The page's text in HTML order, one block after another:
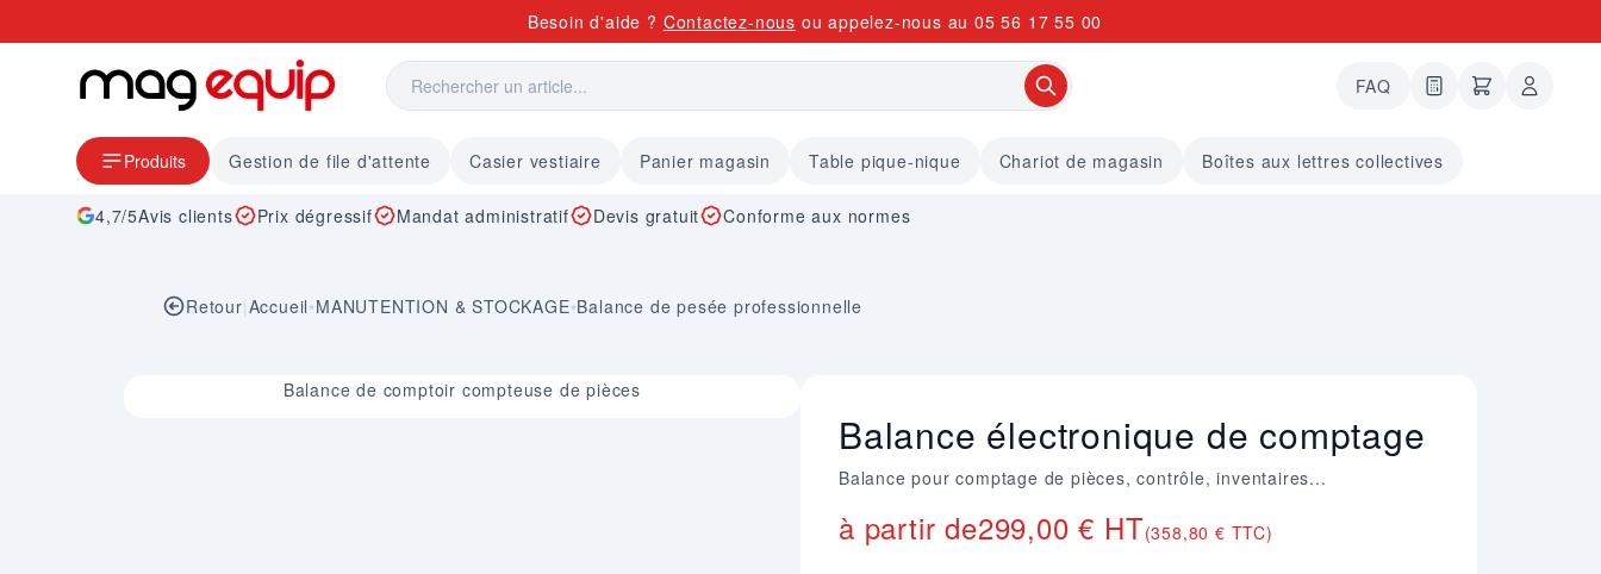
Besoin d'aide ? Contactez-nous ou appelez-nous au 05 56 17 55 00
FAQ 0 articles dans le
undefined
Produits Gestion de file d'attente Casier vestiaire Panier magasin Table pique-nique Chariot de magasin Boîtes aux lettres collectives
4,7/5Avis clients Prix dégressif Mandat administratif Devis gratuit Conforme aux normes
Retour|Accueil•MANUTENTION & STOCKAGE•Balance de pesée professionnelle
Balance de comptoir compteuse de pièces
Balance électronique de comptage
Balance pour comptage de pièces, contrôle, inventaires...
à partir de299,00 € HT(358,80 € TTC)